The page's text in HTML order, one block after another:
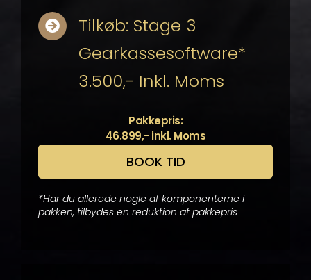
Tilkøb: Stage 3
Gearkassesoftware*
3.500,- Inkl. Moms
Pakkepris:
46.899,- inkl. Moms
BOOK TID
*Har du allerede nogle af komponenterne i
pakken, tilbydes en reduktion af pakkepris